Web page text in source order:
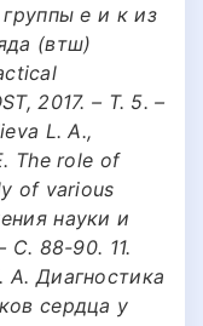
е и к из
(втш)
2017. – Т. 5. –
L. A.,
The role of
of various
науки и
С. 88-90. 11.
Диагностика
сердца у